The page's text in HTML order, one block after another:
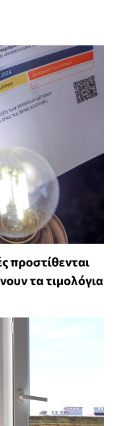
προστίθενται
τα τιμολόγια